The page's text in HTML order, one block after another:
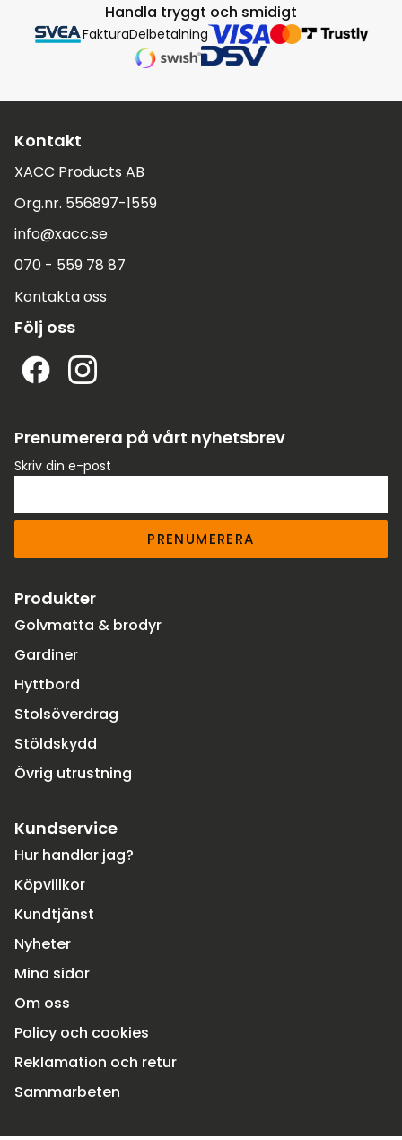
Handla tryggt och smidigt
FakturaDelbetalning
Kontakt
XACC Products AB
Org.nr. 556897-1559
info@xacc.se
070 - 559 78 87
Kontakta oss
Följ oss
Prenumerera på vårt nyhetsbrev
Skriv din e-post
PRENUMERERA
Produkter
Golvmatta & brodyr
Gardiner
Hyttbord
Stolsöverdrag
Stöldskydd
Övrig utrustning
Kundservice
Hur handlar jag?
Köpvillkor
Kundtjänst
Nyheter
Mina sidor
Om oss
Policy och cookies
Reklamation och retur
Sammarbeten